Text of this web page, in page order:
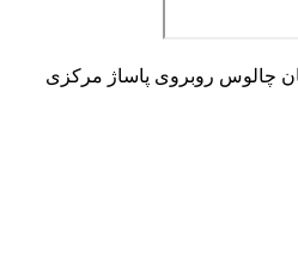
چالوس روبروی پاساژ مرکزی